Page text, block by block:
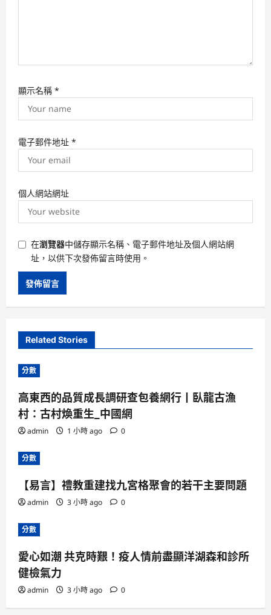
顯示名稱 *
電子郵件地址 *
個人網站網址
在瀏覽器中儲存顯示名稱、電子郵件地址及個人網站網
址，以供下次發佈留言時使用。
Related Stories
分數
高東西的品質成長調研查包養網行丨臥龍古漁
村：古村煥重生_中國網
admin 1 小時 ago 0
分數
【易言】禮教重建找九宮格聚會的若干主要問題
admin 3 小時 ago 0
分數
愛心如潮 共克時艱！疫人情前盡顯洋湖森和診所
健檢氣力
admin 3 小時 ago 0